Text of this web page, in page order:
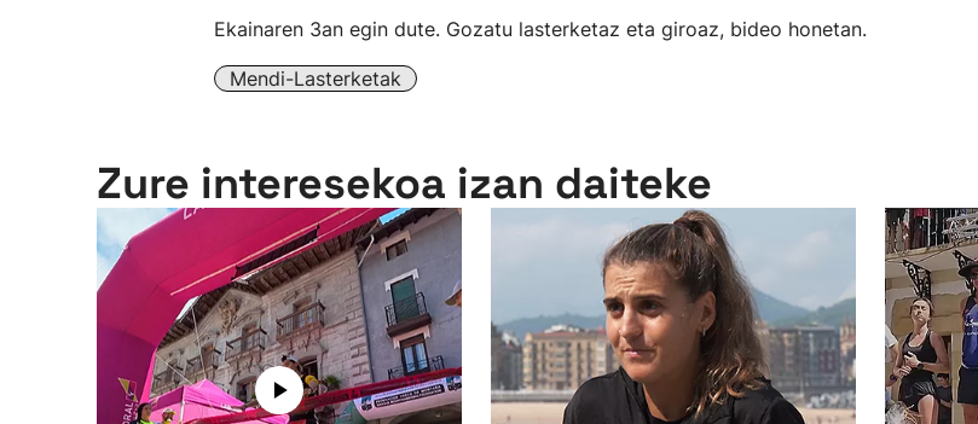
Ekainaren 3an egin dute. Gozatu lasterketaz eta giroaz, bideo honetan.
Mendi-Lasterketak
Zure interesekoa izan daiteke